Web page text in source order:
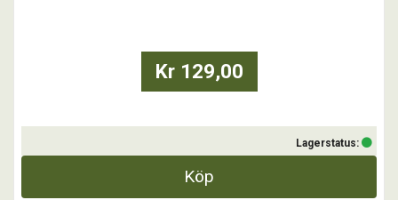
Kr 129,00
Lagerstatus:
Köp